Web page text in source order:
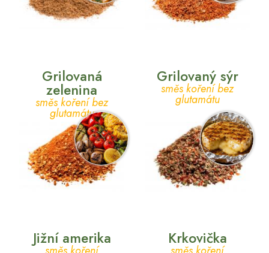
Grilovaná
zelenina
směs koření bez
glutamátu
Grilovaný sýr
směs koření bez
glutamátu
Jižní amerika Krkovička